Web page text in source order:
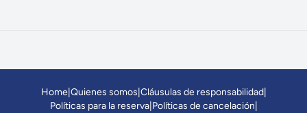
Home| Quienes somos Cláusulas de responsabilidad|
Políticas para la reserva| Políticas de cancelación